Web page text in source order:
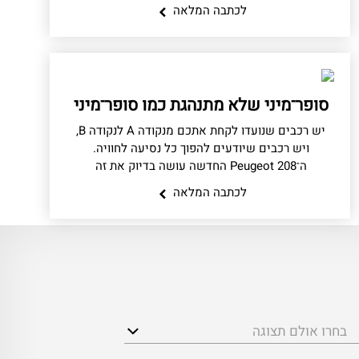
לכתבה המלאה
סופר־מיני שלא מתנהגת כמו סופר־מיני
יש רכבים שנועדו לקחת אתכם מנקודה A לנקודה B,
ויש רכבים שיודעים להפוך כל נסיעה לחוויה.
ה־Peugeot 208 החדשה עושה בדיוק את זה
לכתבה המלאה
בחרו אולם תצוגה